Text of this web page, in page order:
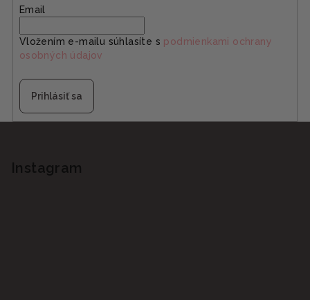
Email
Vložením e-mailu súhlasíte s podmienkami ochrany
osobných údajov
Prihlásiť sa
Instagram